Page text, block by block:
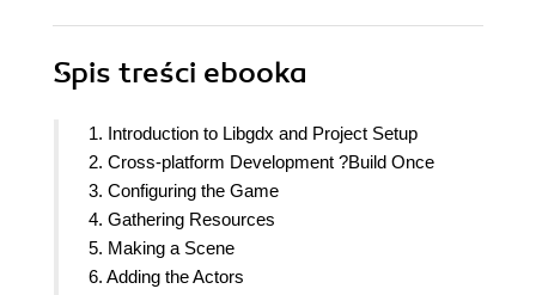
Spis treści ebooka
1. Introduction to Libgdx and Project Setup
2. Cross-platform Development ?Build Once
3. Configuring the Game
4. Gathering Resources
5. Making a Scene
6. Adding the Actors